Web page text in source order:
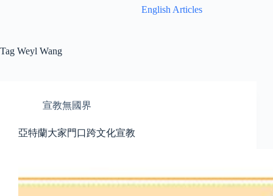
English Articles
Tag Weyl Wang
宣教無國界
亞特蘭大家門口跨文化宣教